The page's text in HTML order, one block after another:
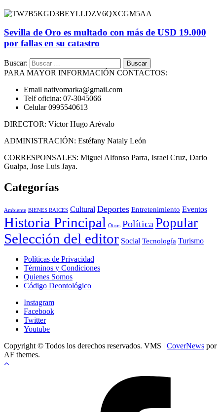
Sevilla de Oro es multado con más de USD 19.000
por fallas en su catastro
Buscar:
PARA MAYOR INFORMACIÓN CONTACTOS:
Email nativomarka@gmail.com
Telf oficina: 07-3045066
Celular 0995540613
DIRECTOR: Víctor Hugo Arévalo
ADMINISTRACIÓN: Estéfany Nataly León
CORRESPONSALES: Miguel Alfonso Parra, Israel Cruz, Dario
Gualpa, Jose Luis Jaya.
Categorías
Ambiente BIENES RAICES Cultural Deportes Entretenimiento Eventos
Historia Principal Otros Política Popular
Selección del editor Social Tecnología Turismo
Políticas de Privacidad
Términos y Condiciones
Quienes Somos
Código Deontológico
Instagram
Facebook
Twitter
Youtube
Copyright © Todos los derechos reservados. VMS | CoverNews por
AF themes.